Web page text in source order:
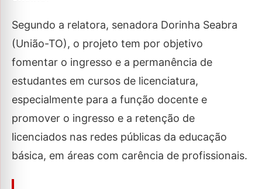
Segundo a relatora, senadora Dorinha Seabra
(União-TO), o projeto tem por objetivo
fomentar o ingresso e a permanência de
estudantes em cursos de licenciatura,
especialmente para a função docente e
promover o ingresso e a retenção de
licenciados nas redes públicas da educação
básica, em áreas com carência de profissionais.